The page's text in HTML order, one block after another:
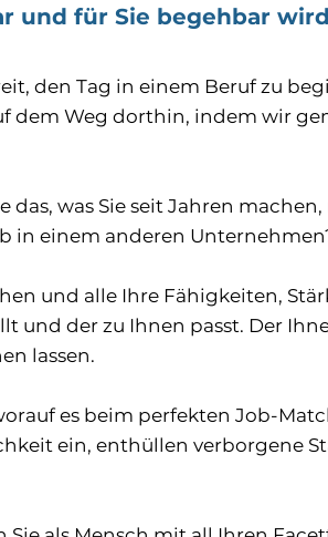
und für Sie begehbar
den Tag in einem Beruf zu
dem Weg dorthin, indem wir
das, was Sie seit Jahren
in einem anderen
und alle Ihre Fähigkeiten,
und der zu Ihnen passt. Der
lassen.
es beim perfekten Job-
ein, enthüllen verborgene